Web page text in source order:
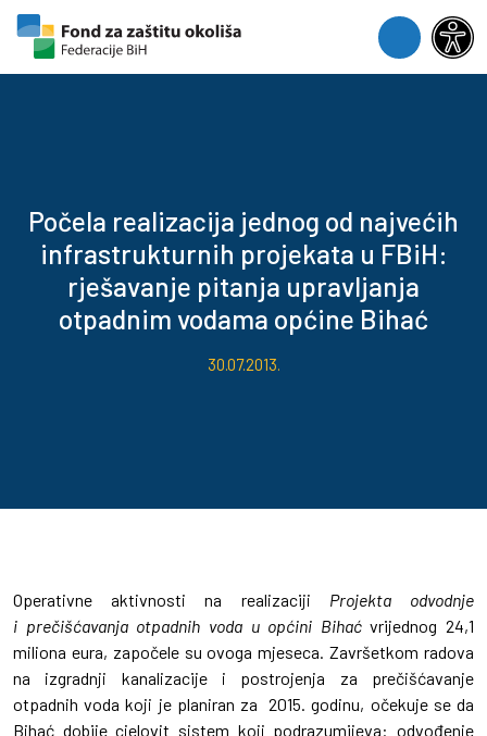
Skip to content
Skip to footer
Menu
Počela realizacija jednog od najvećih
infrastrukturnih projekata u FBiH:
rješavanje pitanja upravljanja
otpadnim vodama općine Bihać
30.07.2013.
Operativne aktivnosti na realizaciji Projekta odvodnje
i prečišćavanja otpadnih voda u općini Bihaćvrijednog 24,1
miliona eura, započele su ovoga mjeseca. Završetkom radova
na izgradnji kanalizacije i postrojenja za prečišćavanje
otpadnih voda koji je planiran za 2015. godinu, očekuje se da
Bihać dobije cjelovit sistem koji podrazumijeva: odvođenje